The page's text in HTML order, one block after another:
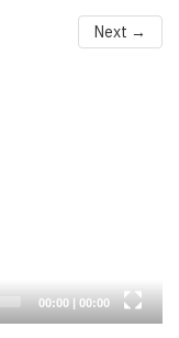
Next →
Current
00:00 | Total
duration
00:00